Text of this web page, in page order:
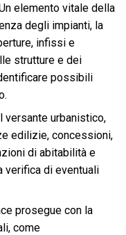
elemento vitale della
degli impianti, la
infissi e
strutture e dei
possibili
versante urbanistico,
edilizie, concessioni,
di abitabilità e
verifica di eventuali
prosegue con la
come